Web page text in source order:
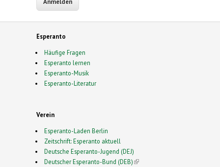
Esperanto
Häufige Fragen
Esperanto lernen
Esperanto-Musik
Esperanto-Literatur
Verein
Esperanto-Laden Berlin
Zeitschrift: Esperanto aktuell
Deutsche Esperanto-Jugend (DEJ)
Deutscher Esperanto-Bund (DEB)(link is external)